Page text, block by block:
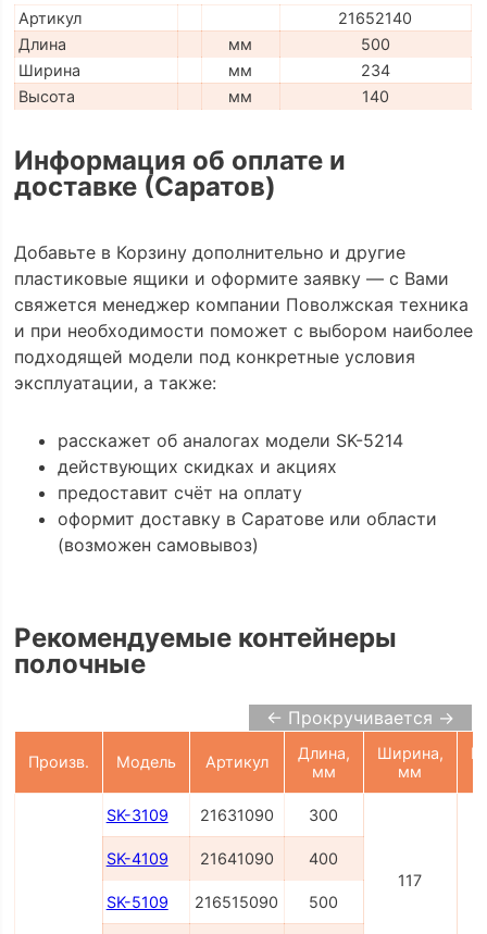
Артикул
21652140
Длина
мм
500
Ширина
мм
234
Высота
мм 140
Информация об оплате и
доставке (Саратов)
Добавьте в Корзину дополнительно и другие
пластиковые ящики и оформите заявку — с Вами
свяжется менеджер компании Поволжская техника
и при необходимости поможет с выбором наиболее
подходящей модели под конкретные условия
эксплуатации, а также:
расскажет об аналогах модели SK-5214
действующих скидках и акциях
предоставит счёт на оплату
оформит доставку в Саратове или области
(возможен самовывоз)
Рекомендуемые контейнеры
полочные
← Прокручивается →
Произв. Модель Артикул
Длина,
мм
Ширина,
мм
SK-3109 21631090 300
117
SK-4109 21641090 400
SK-5109 216515090 500